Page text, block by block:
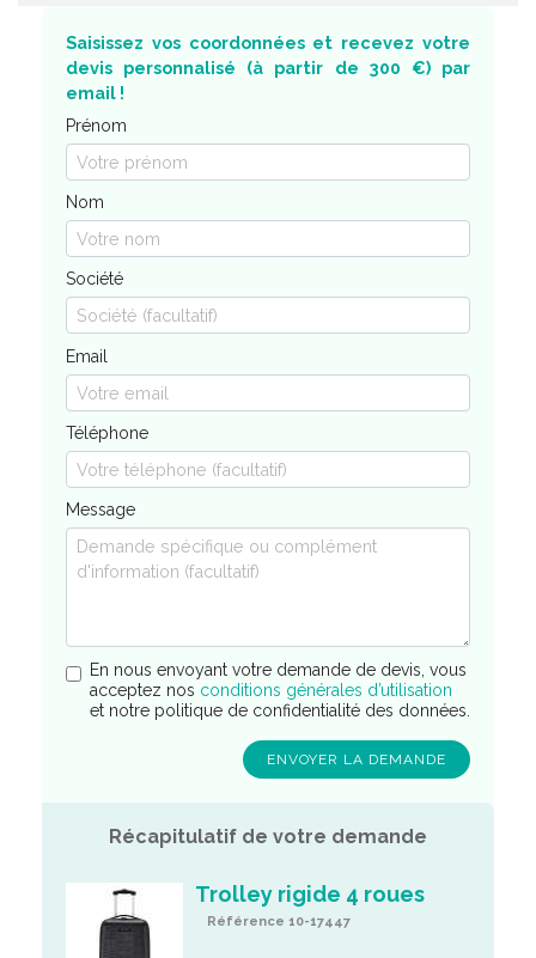
Saisissez vos coordonnées et recevez votre
devis personnalisé (à partir de 300 €) par
email !
Prénom
Nom
Société
Email
Téléphone
Message
En nous envoyant votre demande de devis, vous
acceptez nos conditions générales d’utilisation
et notre politique de confidentialité des données.
Récapitulatif de votre demande
Trolley rigide 4 roues
Référence 10-17447